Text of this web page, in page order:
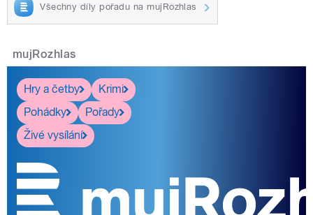
Všechny díly pořadu na mujRozhlas
mujRozhlas
Hry a četby
Krimi
Pohádky
Pořady
Živé vysílání